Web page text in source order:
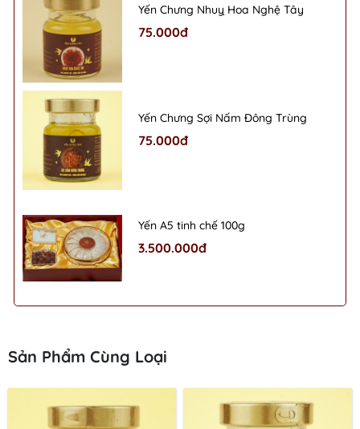
Yến Chưng Nhuỵ Hoa Nghệ Tây
75.000đ
Yến Chưng Sợi Nấm Đông Trùng
75.000đ
Yến A5 tinh chế 100g
3.500.000đ
Sản Phẩm Cùng Loại